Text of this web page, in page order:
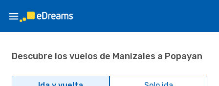
Descubre los vuelos de Manizales a Popayan